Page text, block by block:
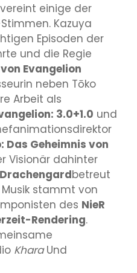
einige der
Kazuya
Episoden der
und die Regie
Evangelion
neben Tōko
Arbeit als
3.0+1.0 und
Das Geheimnis von
Visionär dahinter
Drachengardbetreut
stammt von
des NieR
Rendering.
KharaUnd